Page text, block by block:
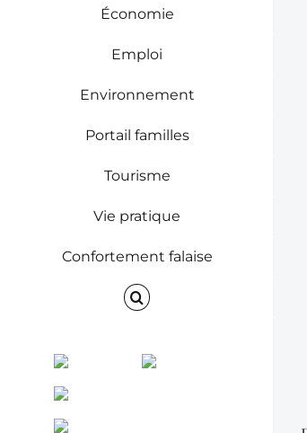
Économie
Emploi
Environnement
Portail familles
Tourisme
Vie pratique
Confortement falaise
Facebook Instagram
ENVINET
RRS